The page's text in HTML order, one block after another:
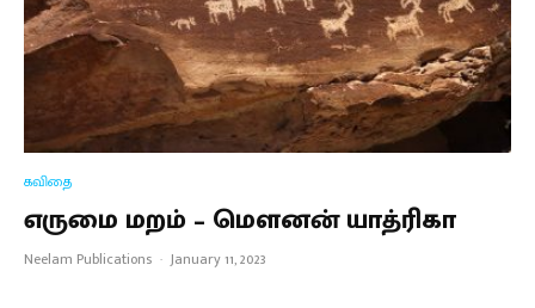
கவிதை
எருமை மறம் – மௌனன் யாத்ரிகா
Neelam Publications · January 11, 2023